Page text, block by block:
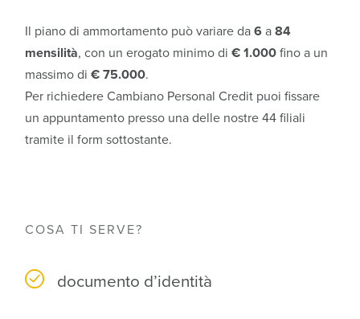
Il piano di ammortamento può variare da6a84
mensilità, con un erogato minimo di€ 1.000 fino a un
massimo di€ 75.000.
Per richiedere Cambiano Personal Credit puoi fissare
un appuntamento presso una delle nostre 44 filiali
tramite il form sottostante.
COSA TI SERVE?
documento d’identità